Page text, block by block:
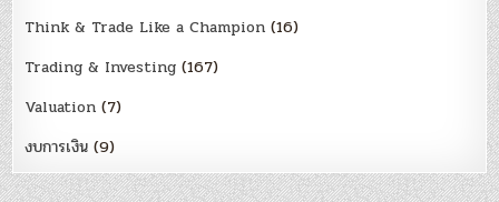
Think & Trade Like a Champion (16)
Trading & Investing (167)
Valuation (7)
งบการเงิน (9)